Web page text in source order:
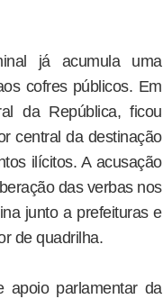
já acumula uma
cofres públicos. Em
da República, ficou
central da destinação
ilícitos. A acusação
das verbas nos
junto a prefeituras e
de quadrilha.
apoio parlamentar da